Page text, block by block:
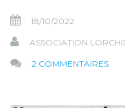
18/10/2022
ASSOCIATION
2 COMMENTAIRESSUR